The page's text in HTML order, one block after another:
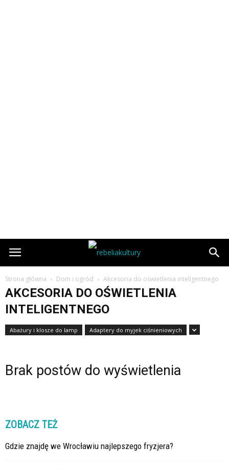
Strona główna Dom i ogród Akcesoria do oświetlenia inteligentnego
AKCESORIA DO OŚWIETLENIA
INTELIGENTNEGO
Abażury i klosze do lamp Adaptery do myjek ciśnieniowych
Brak postów do wyświetlenia
ZOBACZ TEŻ
Gdzie znajdę we Wrocławiu najlepszego fryzjera?